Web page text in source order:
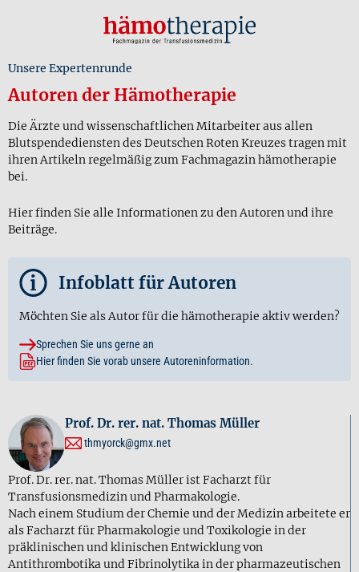
Unsere Expertenrunde
Autoren der Hämotherapie
Die Ärzte und wissenschaftlichen Mitarbeiter aus allen
Blutspendediensten des Deutschen Roten Kreuzes tragen mit
ihren Artikeln regelmäßig zum Fachmagazin hämotherapie
bei.
Hier finden Sie alle Informationen zu den Autoren und ihre
Beiträge.
i Infoblatt für Autoren
Möchten Sie als Autor für die hämotherapie aktiv werden?
Sprechen Sie uns gerne an
Hier finden Sie vorab unsere Autoreninformation.
Prof. Dr. rer. nat. Thomas Müller
thmyorck@gmx.net
Prof. Dr. rer. nat. Thomas Müller ist Facharzt für
Transfusionsmedizin und Pharmakologie.
Nach einem Studium der Chemie und der Medizin arbeitete er
als Facharzt für Pharmakologie und Toxikologie in der
präklinischen und klinischen Entwicklung von
Antithrombotika und Fibrinolytika in der pharmazeutischen